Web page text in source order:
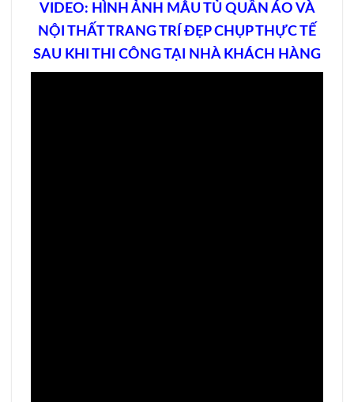
VIDEO: HÌNH ẢNH MẪU TỦ QUẦN ÁO VÀ
NỘI THẤT TRANG TRÍ ĐẸP CHỤP THỰC TẾ
SAU KHI THI CÔNG TẠI NHÀ KHÁCH HÀNG